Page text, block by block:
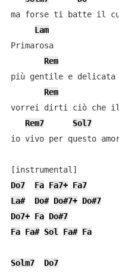
ma forse ti batte il
Lam
Primarosa
Rem
più gentile e
Rem
vorrei dirti ciò che il
Rem7
Sol7
io vivo per questo
Do7
Fa Fa7+ Fa7
La#
Do# Do#7+ Do#7
Do7+ Fa Do#7
Fa Fa# Sol Fa# Fa
Solm7
Do7